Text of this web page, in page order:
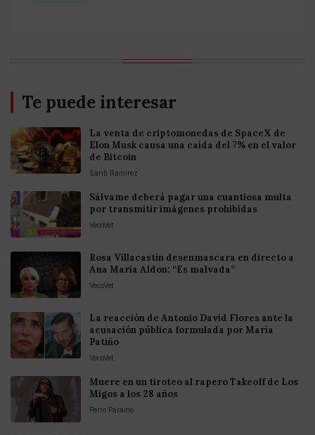
Te puede interesar
La venta de criptomonedas de SpaceX de
Elon Musk causa una caída del 7% en el valor
de Bitcoin
Santi Ramirez
Sálvame deberá pagar una cuantiosa multa
por transmitir imágenes prohibidas
VecoVet
Rosa Villacastín desenmascara en directo a
Ana María Aldon: “Es malvada”
VecoVet
La reacción de Antonio David Flores ante la
acusación pública formulada por María
Patiño
VecoVet
Muere en un tiroteo al rapero Takeoff de Los
Migos a los 28 años
Perro Páramo